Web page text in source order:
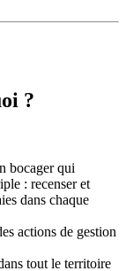
?
bocager qui
: recenser et
dans chaque
actions de gestion
tout le territoire